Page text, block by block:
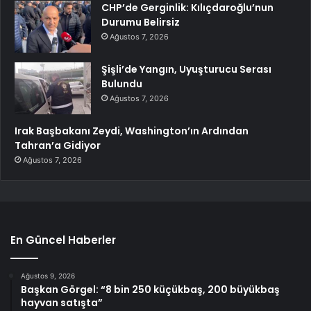
CHP’de Gerginlik: Kılıçdaroğlu’nun
Durumu Belirsiz
Ağustos 7, 2026
Şişli’de Yangın, Uyuşturucu Serası
Bulundu
Ağustos 7, 2026
Irak Başbakanı Zeydi, Washington’ın Ardından
Tahran’a Gidiyor
Ağustos 7, 2026
En Güncel Haberler
Ağustos 9, 2026
Başkan Görgel: “8 bin 250 küçükbaş, 200 büyükbaş
hayvan satışta”